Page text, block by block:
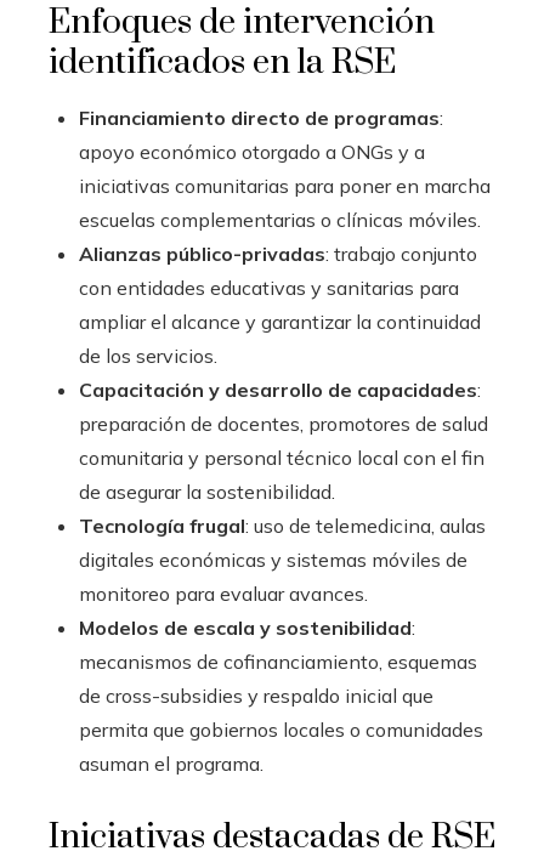
Enfoques de intervención
identificados en la RSE
Financiamiento directo de programas:
apoyo económico otorgado a ONGs y a
iniciativas comunitarias para poner en marcha
escuelas complementarias o clínicas móviles.
Alianzas público-privadas: trabajo conjunto
con entidades educativas y sanitarias para
ampliar el alcance y garantizar la continuidad
de los servicios.
Capacitación y desarrollo de capacidades:
preparación de docentes, promotores de salud
comunitaria y personal técnico local con el fin
de asegurar la sostenibilidad.
Tecnología frugal: uso de telemedicina, aulas
digitales económicas y sistemas móviles de
monitoreo para evaluar avances.
Modelos de escala y sostenibilidad:
mecanismos de cofinanciamiento, esquemas
de cross-subsidies y respaldo inicial que
permita que gobiernos locales o comunidades
asuman el programa.
Iniciativas destacadas de RSE